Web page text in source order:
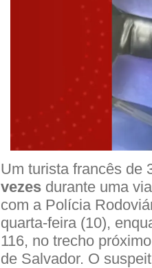
Um turista francês de
vezes durante uma
com a Polícia
quarta-feira (10),
116, no trecho
de Salvador. O